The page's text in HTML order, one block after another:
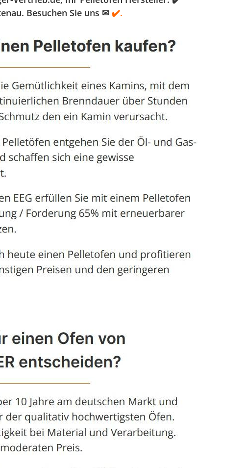
Besuchen Sie uns ✉ ✔️.